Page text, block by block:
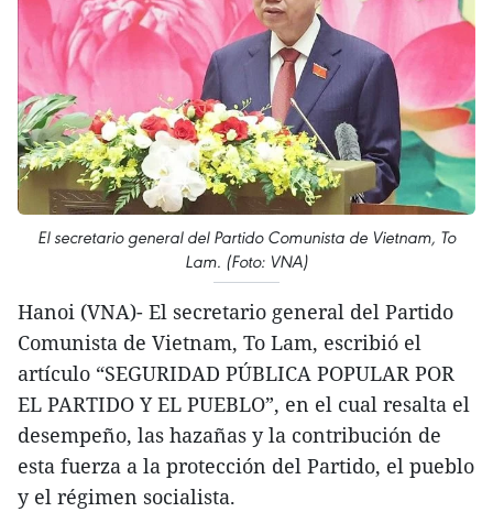
El secretario general del Partido Comunista de Vietnam, To
Lam. (Foto: VNA)
Hanoi (VNA)- El secretario general del Partido
Comunista de Vietnam, To Lam, escribió el
artículo “SEGURIDAD PÚBLICA POPULAR POR
EL PARTIDO Y EL PUEBLO”, en el cual resalta el
desempeño, las hazañas y la contribución de
esta fuerza a la protección del Partido, el pueblo
y el régimen socialista.